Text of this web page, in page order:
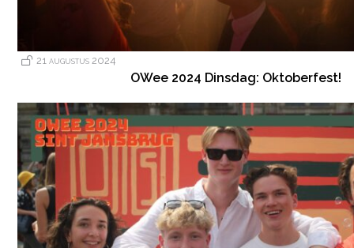
21 augustus 2024
OWee 2024 Dinsdag: Oktoberfest!